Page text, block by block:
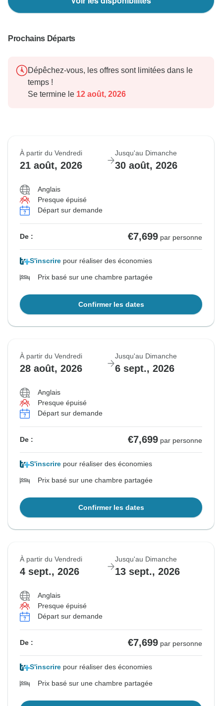
Prochains Départs
Dépêchez-vous, les offres sont limitées dans le
temps !
Se termine le 12 août, 2026
À partir du Vendredi
21 août, 2026
Jusqu'au Dimanche
30 août, 2026
Anglais
Presque épuisé
Départ sur demande
De : €7,699 par personne
S'inscrire pour réaliser des économies
Prix basé sur une chambre partagée
Confirmer les dates
À partir du Vendredi
28 août, 2026
Jusqu'au Dimanche
6 sept., 2026
Anglais
Presque épuisé
Départ sur demande
De : €7,699 par personne
S'inscrire pour réaliser des économies
Prix basé sur une chambre partagée
Confirmer les dates
À partir du Vendredi
4 sept., 2026
Jusqu'au Dimanche
13 sept., 2026
Anglais
Presque épuisé
Départ sur demande
De : €7,699 par personne
S'inscrire pour réaliser des économies
Prix basé sur une chambre partagée